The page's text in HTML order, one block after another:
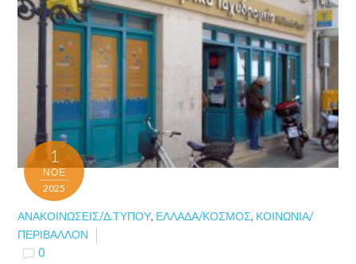
1
ΝΟΈ
2025
ΑΝΑΚΟΙΝΏΣΕΙΣ/Δ.ΤΎΠΟΥ, ΕΛΛΆΔΑ/ΚΌΣΜΟΣ, ΚΟΙΝΩΝΊΑ/
ΠΕΡΙΒΆΛΛΟΝ
0